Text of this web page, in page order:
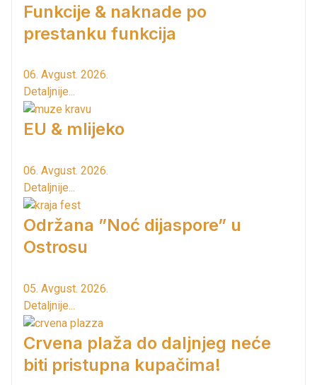
Funkcije & naknade po
prestanku funkcija
06. Avgust. 2026.
Detaljnije...
EU & mlijeko
06. Avgust. 2026.
Detaljnije...
Održana ”Noć dijaspore” u
Ostrosu
05. Avgust. 2026.
Detaljnije...
Crvena plaža do daljnjeg neće
biti pristupna kupačima!